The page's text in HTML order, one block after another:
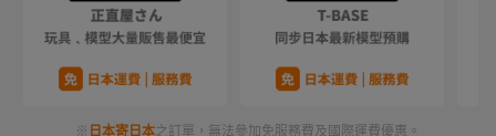
※ 日本寄日本之訂單，無法參加免服務費及國際運費優惠。